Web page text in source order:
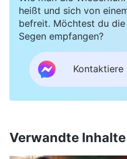
konnten und beim
die Lebensmittel, die
rechtzeitig getrocknet,
verdarben die
weggeworfen
davon erfahren hatte,
aufmerksam gewesen
heißt und sich von
befreit. Möchtest du
Segen empfangen?
Kontaktiere
Verwandte Inhalte